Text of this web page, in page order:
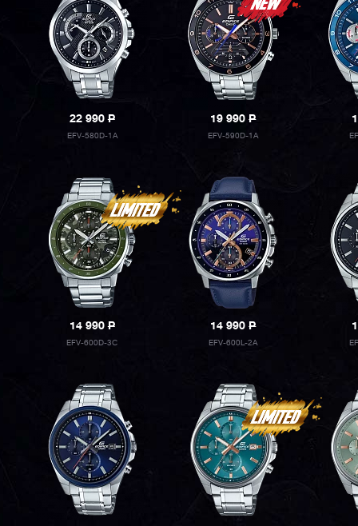
22 990P
EFV-580D-1A
19 990P
EFV-590D-1A
14 990P
EFV-600D-3C
14 990P
EFV-600L-2A